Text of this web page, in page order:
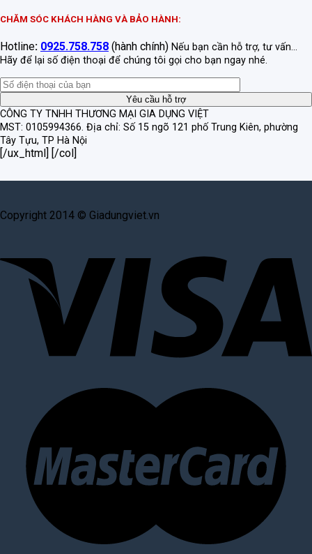
CHĂM SÓC KHÁCH HÀNG VÀ BẢO HÀNH:
Hotline: 0925.758.758 (hành chính) Nếu bạn cần hỗ trợ, tư vấn...
Hãy để lại số điện thoại để chúng tôi gọi cho bạn ngay nhé.
CÔNG TY TNHH THƯƠNG MẠI GIA DỤNG VIỆT
MST: 0105994366. Địa chỉ: Số 15 ngõ 121 phố Trung Kiên, phường
Tây Tựu, TP Hà Nội
[/ux_html] [/col]
Copyright 2014 © Giadungviet.vn